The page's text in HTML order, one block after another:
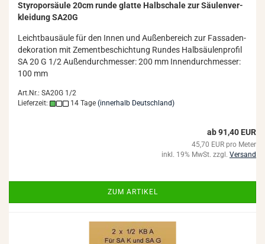
Sty­ro­por­säu­le 20cm runde glat­te Halb­scha­le zur Säu­len­ver­
klei­dung SA20G
Leicht­bau­säu­le für den Innen und Au­ßen­be­reich zur Fas­sa­den­
de­ko­ra­ti­on mit Ze­ment­be­schich­tung Run­des Halb­säu­len­pro­fil
SA 20 G 1/2 Au­ßen­durch­mes­ser: 200 mm In­nen­durch­mes­ser:
100 mm
Art.Nr.: SA20G 1/2
Lieferzeit:
14 Tage (innerhalb Deutschland)
ab 91,40 EUR
45,70 EUR pro Meter
inkl. 19% MwSt. zzgl. Versand
ZUM ARTIKEL